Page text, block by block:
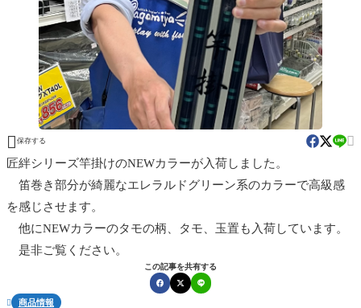
 保存する 
匠絆シリーズ竿掛けのNEWカラーが入荷しました。
笛巻き部分が綺麗なエレラルドグリーン系のカラーで高級感
を感じさせます。
他にNEWカラーのタモの柄、タモ、玉置も入荷しています。
是非ご覧ください。
この記事を共有する
 商品情報